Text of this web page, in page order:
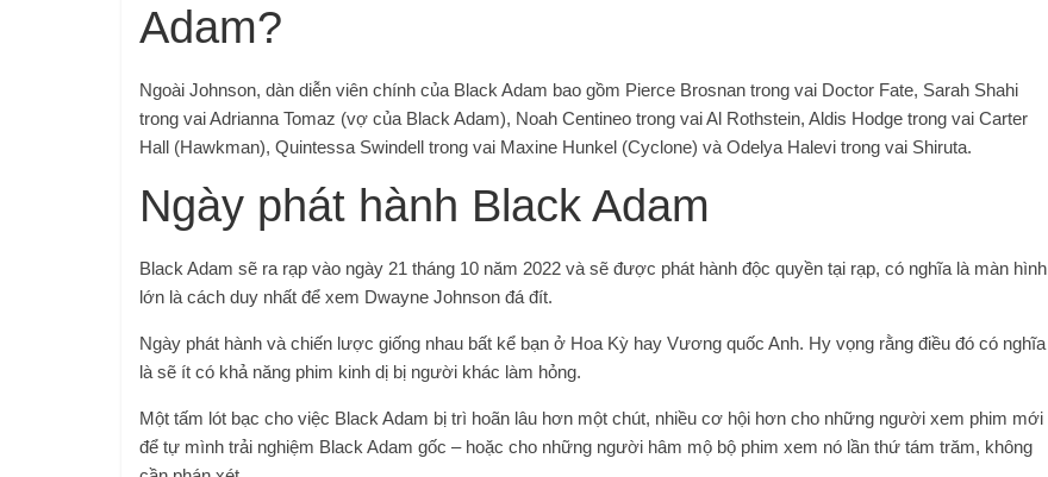
Adam?
Ngoài Johnson, dàn diễn viên chính của Black Adam bao gồm Pierce Brosnan trong vai Doctor Fate, Sarah Shahi
trong vai Adrianna Tomaz (vợ của Black Adam), Noah Centineo trong vai Al Rothstein, Aldis Hodge trong vai Carter
Hall (Hawkman), Quintessa Swindell trong vai Maxine Hunkel (Cyclone) và Odelya Halevi trong vai Shiruta.
Ngày phát hành Black Adam
Black Adam sẽ ra rạp vào ngày 21 tháng 10 năm 2022 và sẽ được phát hành độc quyền tại rạp, có nghĩa là màn hình
lớn là cách duy nhất để xem Dwayne Johnson đá đít.
Ngày phát hành và chiến lược giống nhau bất kể bạn ở Hoa Kỳ hay Vương quốc Anh. Hy vọng rằng điều đó có nghĩa
là sẽ ít có khả năng phim kinh dị bị người khác làm hỏng.
Một tấm lót bạc cho việc Black Adam bị trì hoãn lâu hơn một chút, nhiều cơ hội hơn cho những người xem phim mới
để tự mình trải nghiệm Black Adam gốc – hoặc cho những người hâm mộ bộ phim xem nó lần thứ tám trăm, không